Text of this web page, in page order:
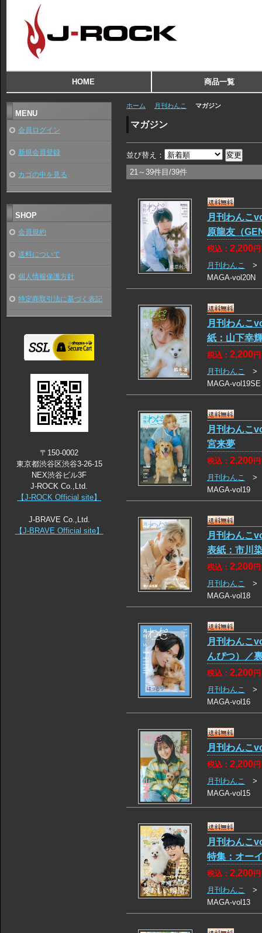
HOME 商品一覧
ホーム 月刊わんこ マガジン
マガジン
並び替え：
21～39件目/39件
月刊わんこ
原龍友（
税込： 2,200円
月刊わんこ
MAGA-vol20N
月刊わんこ
紙：山下幸
税込： 2,200円
月刊わんこ
MAGA-vol19SE
月刊わんこ
宮来夢
税込： 2,200円
月刊わんこ
MAGA-vol19
月刊わんこ
表紙：市川
税込： 2,200円
月刊わんこ
MAGA-vol18
月刊わんこ
んぴつ）／
税込： 2,200円
月刊わんこ
MAGA-vol16
月刊わんこ
税込： 2,200円
月刊わんこ
MAGA-vol15
月刊わんこ
特集：オー
税込： 2,200円
月刊わんこ
MAGA-vol13
MENU
会員ログイン
新規会員登録
カゴの中を見る
SHOP
会員規約
送料について
個人情報保護方針
特定商取引法に基づく表記
〒150-0002
東京都渋谷区渋谷3-26-15
NEX渋谷ビル3F
J-ROCK Co.,Ltd.
【J-ROCK Official site】
J-BRAVE Co.,Ltd.
【J-BRAVE Official site】